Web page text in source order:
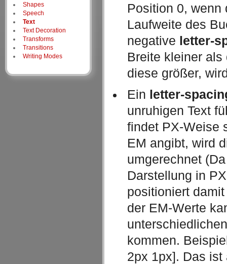
Position 0, wenn
Laufweite des
negative letter-
Breite kleiner
diese größer,
Ein letter-
unruhigen Text
findet PX-Weise
EM angibt, wird
umgerechnet
Darstellung in
positioniert
der EM-Werte
kommen.
2px 1px]. Das
Shapes
Speech
Text
Text Decoration
Transforms
Transitions
Writing Modes